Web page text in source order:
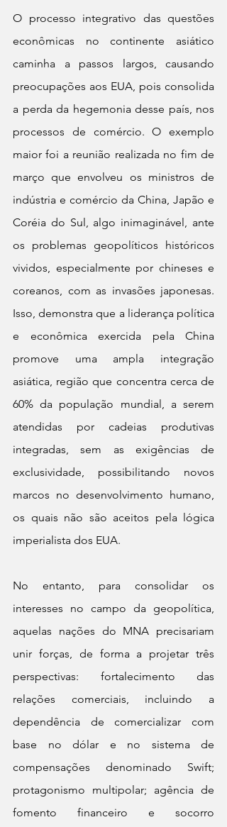
O processo integrativo das questões
econômicas no continente asiático
caminha a passos largos, causando
preocupações aos EUA, pois consolida
a perda da hegemonia desse país, nos
processos de comércio. O exemplo
maior foi a reunião realizada no fim de
março que envolveu os ministros de
indústria e comércio da China, Japão e
Coréia do Sul, algo inimaginável, ante
os problemas geopolíticos históricos
vividos, especialmente por chineses e
coreanos, com as invasões japonesas.
Isso, demonstra que a liderança política
e econômica exercida pela China
promove uma ampla integração
asiática, região que concentra cerca de
60% da população mundial, a serem
atendidas por cadeias produtivas
integradas, sem as exigências de
exclusividade, possibilitando novos
marcos no desenvolvimento humano,
os quais não são aceitos pela lógica
imperialista dos EUA.
No entanto, para consolidar os
interesses no campo da geopolítica,
aquelas nações do MNA precisariam
unir forças, de forma a projetar três
perspectivas: fortalecimento das
relações comerciais, incluindo a
dependência de comercializar com
base no dólar e no sistema de
compensações denominado Swift;
protagonismo multipolar; agência de
fomento financeiro e socorro